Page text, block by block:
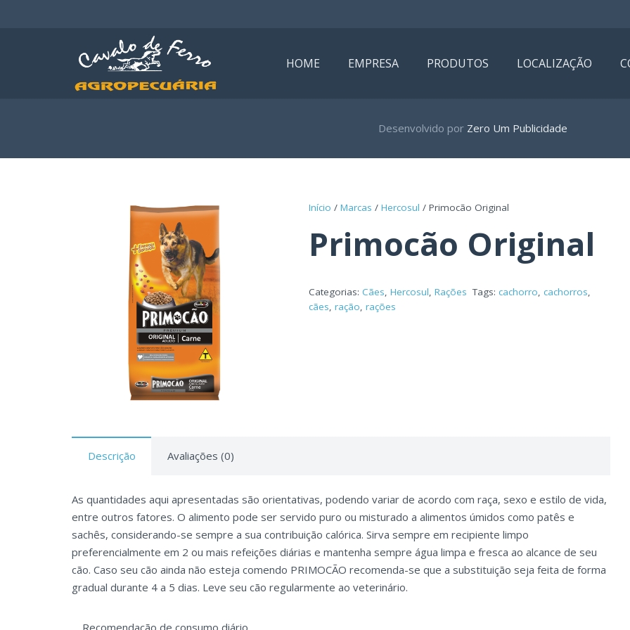
HOME EMPRESA PRODUTOS LOCALIZAÇÃO
Desenvolvido por Zero Um Publicidade
Início / Marcas / Hercosul / Primocão Original
Primocão Original
Categorias: Cães, Hercosul, Rações Tags:cachorro,cachorros,
cães, ração, rações
Descrição Avaliações (0)
As quantidades aqui apresentadas são orientativas, podendo variar de acordo com raça, sexo e estilo de vida,
entre outros fatores. O alimento pode ser servido puro ou misturado a alimentos úmidos como patês e
sachês, considerando-se sempre a sua contribuição calórica. Sirva sempre em recipiente limpo
preferencialmente em 2 ou mais refeições diárias e mantenha sempre água limpa e fresca ao alcance de seu
cão. Caso seu cão ainda não esteja comendo PRIMOCÃO recomenda-se que a substituição seja feita de forma
gradual durante 4 a 5 dias. Leve seu cão regularmente ao veterinário.
Recomendação de consumo diário